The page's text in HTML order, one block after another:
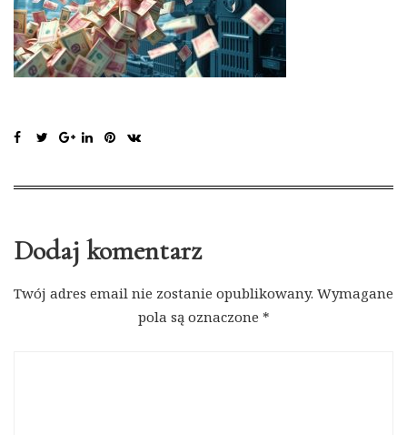
Dodaj komentarz
Twój adres email nie zostanie opublikowany. Wymagane
pola są oznaczone *